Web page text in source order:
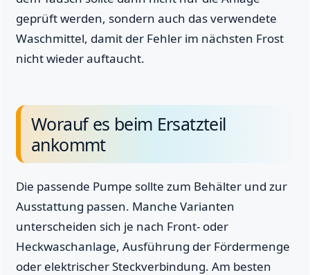
geprüft werden, sondern auch das verwendete
Waschmittel, damit der Fehler im nächsten Frost
nicht wieder auftaucht.
Worauf es beim Ersatzteil
ankommt
Die passende Pumpe sollte zum Behälter und zur
Ausstattung passen. Manche Varianten
unterscheiden sich je nach Front- oder
Heckwaschanlage, Ausführung der Fördermenge
oder elektrischer Steckverbindung. Am besten